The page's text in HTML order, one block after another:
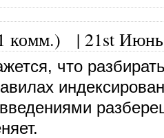
комм.) | 21st
что